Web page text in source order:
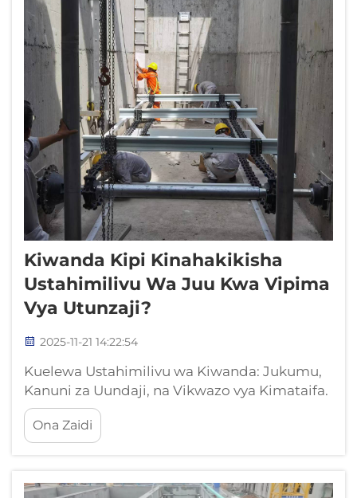
Kiwanda Kipi Kinahakikisha
Ustahimilivu Wa Juu Kwa Vipima
Vya Utunzaji?
2025-11-21 14:22:54
Kuelewa Ustahimilivu wa Kiwanda: Jukumu,
Kanuni za Uundaji, na Vikwazo vya Kimataifa.
Jukumu muhimu cha mifumo ya kiwanda
katika uendeshaji wa kudumu wa basini za
utunzaji. Mifumo ya kiwanda inaamua kuwa
siku baada ya siku, kuhakikisha kwamba...
Ona Zaidi